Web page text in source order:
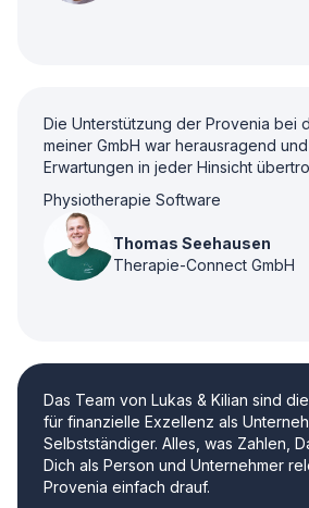
Die Unterstützung der Provenia bei
meiner GmbH war herausragend
Erwartungen in jeder Hinsicht
Physiotherapie Software
Thomas Seehausen
Therapie-Connect GmbH
Das Team von Lukas & Kilian sind
für finanzielle Exzellenz als
Selbstständiger. Alles, was Zahlen,
Dich als Person und Unternehmer
Provenia einfach drauf.